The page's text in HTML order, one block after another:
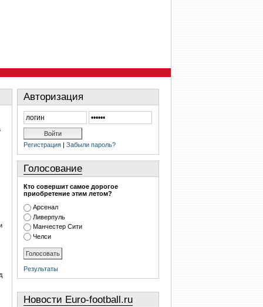
Авторизация
Регистрация | Забыли пароль?
Голосование
Кто совершит самое дорогое
приобретение этим летом?
Арсенал
Ливерпуль
Манчестер Сити
Челси
Результаты
Новости Euro-football.ru